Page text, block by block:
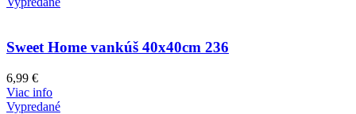
Sweet Home vankúš 40x40cm 236
6,99 €
Viac info
Vypredané